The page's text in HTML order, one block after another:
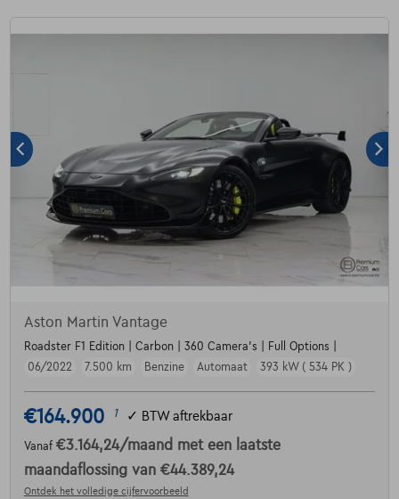
Aston Martin Vantage
Roadster F1 Edition | Carbon | 360 Camera's | Full Options |
06/2022
7.500 km Benzine Automaat 393 kW ( 534 PK )
€164.900 1 ✓ BTW aftrekbaar
Vanaf €3.164,24/maand met een laatste
maandaflossing van €44.389,24
Ontdek het volledige cijfervoorbeeld